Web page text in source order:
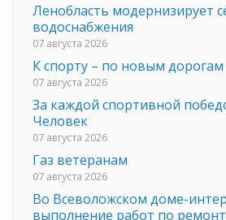
Ленобласть модернизирует
водоснабжения
07 августа 2026
К спорту – по новым дорогам
07 августа 2026
За каждой спортивной
Человек
07 августа 2026
Газ ветеранам
07 августа 2026
Во Всеволожском доме-
выполнение работ по